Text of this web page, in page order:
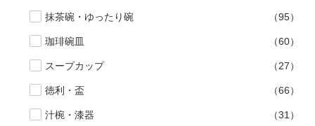
抹茶碗・ゆったり碗 （95）
珈琲碗皿 （60）
スープカップ （27）
徳利・盃 （66）
汁椀・漆器 （31）